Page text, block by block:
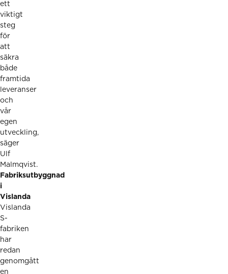
ett
viktigt
steg
för
att
säkra
både
framtida
leveranser
och
vår
egen
utveckling,
säger
Ulf
Malmqvist.
Fabriksutbyggnad
i
Vislanda
Vislanda
S-
fabriken
har
redan
genomgått
en